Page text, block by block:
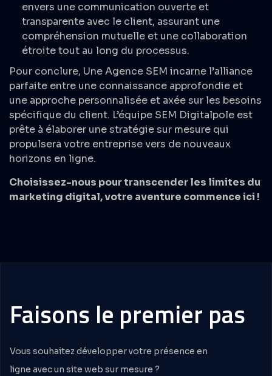
envers une communication ouverte et
transparente avec le client, assurant une
compréhension mutuelle et une collaboration
étroite tout au long du processus.
Pour conclure, Une Agence SEM incarne l’alliance
parfaite entre une connaissance approfondie et
une approche personnalisée et axée sur les besoins
spécifique du client. L’équipe SEM Digitalpole est
prête à élaborer une stratégie sur mesure qui
propulsera votre entreprise vers de nouveaux
horizons en ligne.
Choisissez-nous pour transcender les limites du
marketing digital, votre aventure commence ici !
Faisons le premier pas
Vous souhaitez développer votre présence en
ligne avec un site web sur mesure ?